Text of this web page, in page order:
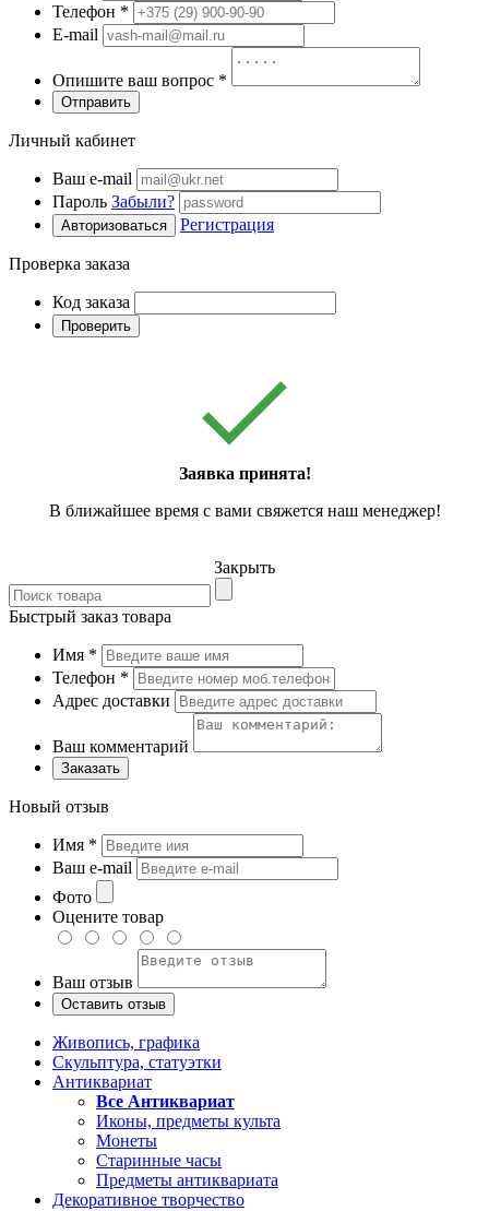
Телефон *
E-mail
Опишите ваш вопрос *
Отправить
Личный кабинет
Ваш e-mail
Пароль Забыли?
Авторизоваться Регистрация
Проверка заказа
Код заказа
Проверить
Заявка принята!
В ближайшее время с вами свяжется наш менеджер!
Закрыть
Быстрый заказ товара
Имя *
Телефон *
Адрес доставки
Ваш комментарий
Заказать
Новый отзыв
Имя *
Ваш e-mail
Фото
Оцените товар
Ваш отзыв
Живопись, графика
Скульптура, статуэтки
Антиквариат
Все Антиквариат
Иконы, предметы культа
Монеты
Старинные часы
Предметы антиквариата
Декоративное творчество